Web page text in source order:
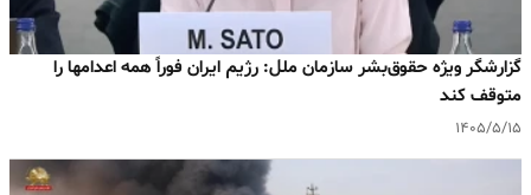
گزارشگر ویژه حقوق‌بشر سازمان ملل: رژیم ایران فوراً همه اعدامها را
متوقف کند
۱۴۰۵/۵/۱۵